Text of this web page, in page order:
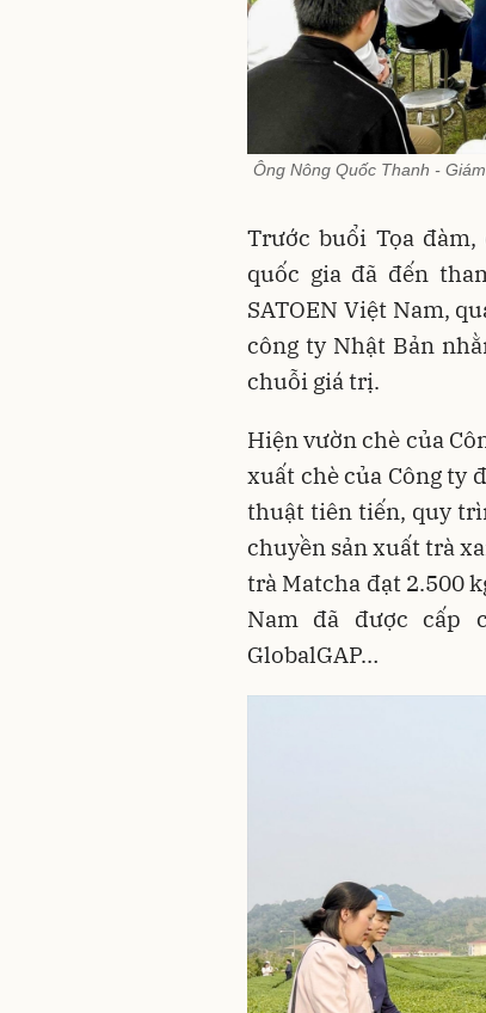
Ông Nông Quốc Thanh -
Trước buổi Tọa
quốc gia đã đến
SATOEN Việt Nam,
công ty Nhật Bản
chuỗi giá trị.
Hiện vườn chè của
xuất chè của Công ty
thuật tiên tiến, quy
chuyền sản xuất trà
trà Matcha đạt 2.500
Nam đã được cấp
GlobalGAP…